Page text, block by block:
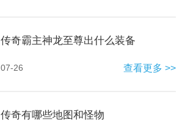
传奇霸主神龙至尊出什么装备
07-26 查看更多 >>
传奇有哪些地图和怪物